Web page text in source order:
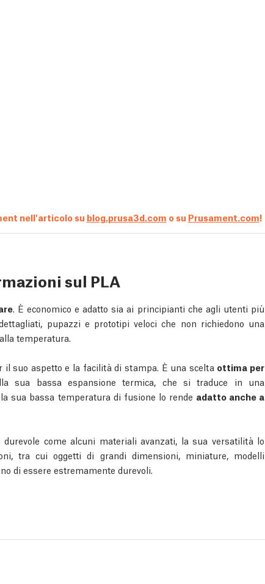
nell'articolo su blog.prusa3d.com o su Prusament.com!
sul PLA
. È economico e adatto sia ai principianti che agli utenti più
pupazzi e prototipi veloci che non richiedono una
temperatura.
suo aspetto e la facilità di stampa. È una scelta ottima per
sua bassa espansione termica, che si traduce in una
sua bassa temperatura di fusione lo rende adatto anche a
come alcuni materiali avanzati, la sua versatilità lo
tra cui oggetti di grandi dimensioni, miniature, modelli
di essere estremamente durevoli.